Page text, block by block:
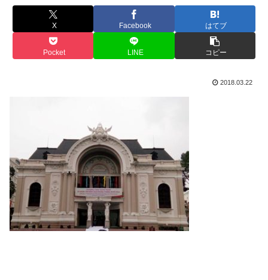
X Facebook はてブ
Pocket LINE コピー
2018.03.22